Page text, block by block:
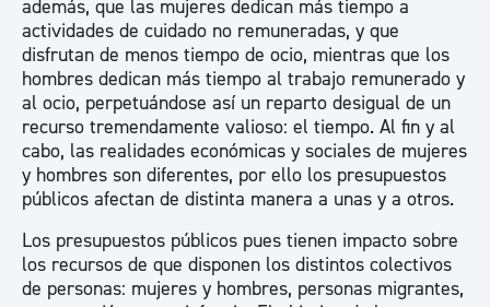
además, que las mujeres dedican más tiempo a
actividades de cuidado no remuneradas, y que
disfrutan de menos tiempo de ocio, mientras que los
hombres dedican más tiempo al trabajo remunerado y
al ocio, perpetuándose así un reparto desigual de un
recurso tremendamente valioso: el tiempo. Al fin y al
cabo, las realidades económicas y sociales de mujeres
y hombres son diferentes, por ello los presupuestos
públicos afectan de distinta manera a unas y a otros.
Los presupuestos públicos pues tienen impacto sobre
los recursos de que disponen los distintos colectivos
de personas: mujeres y hombres, personas migrantes,